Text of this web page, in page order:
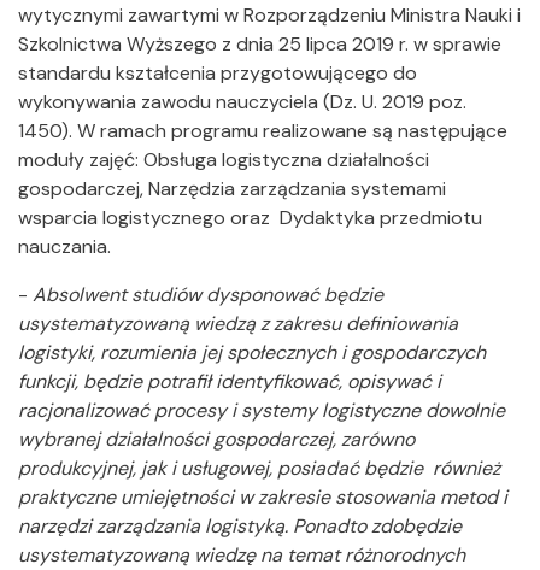
wytycznymi zawartymi w Rozporządzeniu Ministra Nauki i
Szkolnictwa Wyższego z dnia 25 lipca 2019 r. w sprawie
standardu kształcenia przygotowującego do
wykonywania zawodu nauczyciela (Dz. U. 2019 poz.
1450). W ramach programu realizowane są następujące
moduły zajęć: Obsługa logistyczna działalności
gospodarczej, Narzędzia zarządzania systemami
wsparcia logistycznego oraz Dydaktyka przedmiotu
nauczania.
- Absolwent studiów dysponować będzie
usystematyzowaną wiedzą z zakresu definiowania
logistyki, rozumienia jej społecznych i gospodarczych
funkcji, będzie potrafił identyfikować, opisywać i
racjonalizować procesy i systemy logistyczne dowolnie
wybranej działalności gospodarczej, zarówno
produkcyjnej, jak i usługowej, posiadać będzie również
praktyczne umiejętności w zakresie stosowania metod i
narzędzi zarządzania logistyką. Ponadto zdobędzie
usystematyzowaną wiedzę na temat różnorodnych